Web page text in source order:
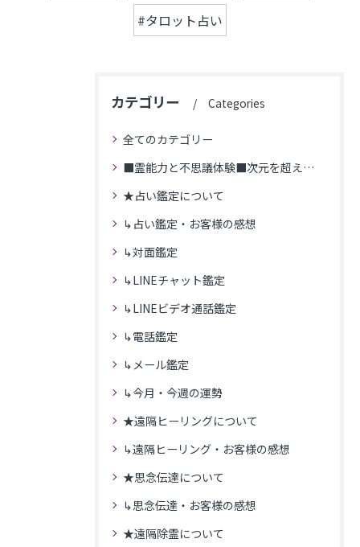
#タロット占い
カテゴリー Categories
全てのカテゴリー
■霊能力と不思議体験■次元を超えた体験
★占い鑑定について
↳占い鑑定・お客様の感想
↳対面鑑定
↳LINEチャット鑑定
↳LINEビデオ通話鑑定
↳電話鑑定
↳メール鑑定
↳今月・今週の運勢
★遠隔ヒーリングについて
↳遠隔ヒーリング・お客様の感想
★思念伝達について
↳思念伝達・お客様の感想
★遠隔除霊について